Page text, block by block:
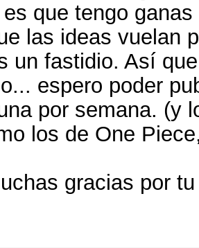
que tengo
las ideas vuelan
un fastidio. Así
espero poder
por semana. (y
los de One
gracias por